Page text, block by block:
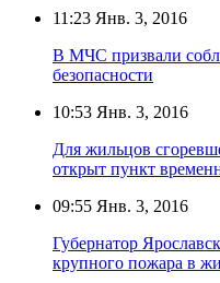
11:23 Янв. 3, 2016
В МЧС призвали
безопасности
10:53 Янв. 3, 2016
Для жильцов
открыт пункт
09:55 Янв. 3, 2016
Губернатор
крупного пожара в